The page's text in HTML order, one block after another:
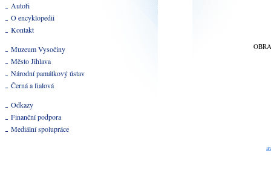
Autoři
O encyklopedii
Kontakt
Muzeum Vysočiny
Město Jihlava
Národní památkový ústav
Černá a fialová
Odkazy
Finanční podpora
Mediální spolupráce